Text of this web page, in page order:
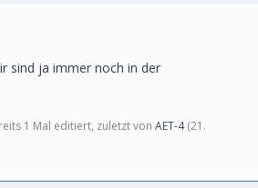
sind ja immer noch in der
1 Mal editiert, zuletzt von AET-4(21.